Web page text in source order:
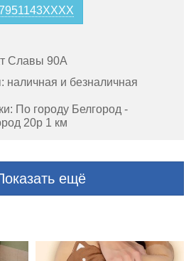
Славы 90А
наличная и безналичная
По городу Белгород -
20р 1 км
ещё